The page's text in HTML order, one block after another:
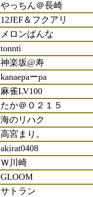
やっちん＠長崎
12JEF＆フクアリ
メロンぱんな
tonnti
神楽坂@寿
kanaepaーpa
麻雀LV100
たか＠０２１５
海のリハク
高宮まり。
akirat0408
Ｗ川崎
GLOOM
サトラン